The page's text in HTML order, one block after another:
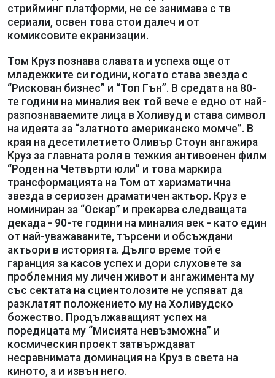
стрийминг платформи, не се занимава с тв
сериали, освен това стои далеч и от
комиксовите екранизации.
Том Круз познава славата и успеха още от
младежките си години, когато става звезда с
“Рискован бизнес” и “Топ Гън”. В средата на 80-
те години на миналия век той вече е едно от най-
разпознаваемите лица в Холивуд и става символ
на идеята за “златното американско момче”. В
края на десетилетието Оливър Стоун ангажира
Круз за главната роля в тежкия антивоенен филм
“Роден на Четвърти юли” и това маркира
трансформацията на Том от харизматична
звезда в сериозен драматичен актьор. Круз е
номиниран за “Оскар” и прекарва следващата
декада - 90-те години на миналия век - като един
от най-уважаваните, търсени и обсъждани
актьори в историята. Дълго време той е
гаранция за касов успех и дори слуховете за
проблемния му личен живот и ангажимента му
със сектата на сциентолозите не успяват да
разклатят положението му на Холивудско
божество. Продължаващият успех на
поредицата му “Мисията невъзможна” и
космическия проект затвърждават
несравнимата доминация на Круз в света на
киното, а и извън него.